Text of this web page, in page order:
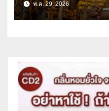
พ.ค. 29, 2026